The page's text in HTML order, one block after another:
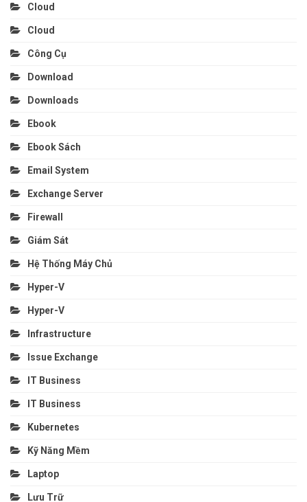
Cloud
Cloud
Công Cụ
Download
Downloads
Ebook
Ebook Sách
Email System
Exchange Server
Firewall
Giám Sát
Hệ Thống Máy Chủ
Hyper-V
Hyper-V
Infrastructure
Issue Exchange
IT Business
IT Business
Kubernetes
Kỹ Năng Mềm
Laptop
Lưu Trữ